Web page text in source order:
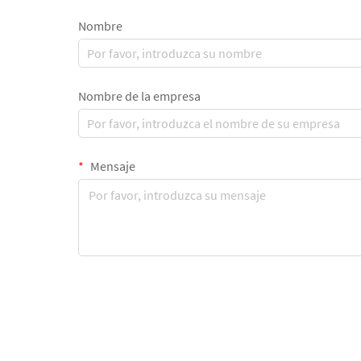
Nombre
Nombre de la empresa
Mensaje